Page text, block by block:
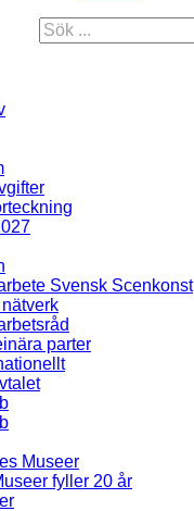
Svensk Scenkonst
parter
Museer
fyller 20 år